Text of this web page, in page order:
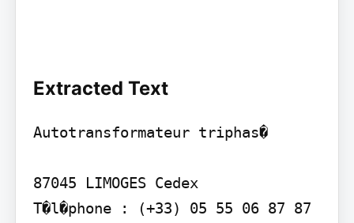
Extracted Text
Autotransformateur triphas�
87045 LIMOGES Cedex
T�l�phone : (+33) 05 55 06 87 87